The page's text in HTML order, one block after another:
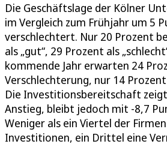
Die Geschäftslage der Kölner
im Vergleich zum Frühjahr um 5
verschlechtert. Nur 20 Prozent
als „gut“, 29 Prozent als
kommende Jahr erwarten 24
Verschlechterung, nur 14
Die Investitionsbereitschaft
Anstieg, bleibt jedoch mit -8,7
Weniger als ein Viertel der
Investitionen, ein Drittel eine